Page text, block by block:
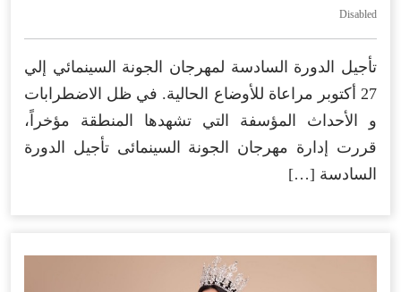
Disabled
تأجيل الدورة السادسة لمهرجان الجونة السينمائي إلي
27 أكتوبر مراعاة للأوضاع الحالية. في ظل الاضطرابات
و الأحداث المؤسفة التي تشهدها المنطقة مؤخراً،
قررت إدارة مهرجان الجونة السينمائى تأجيل الدورة
السادسة […]